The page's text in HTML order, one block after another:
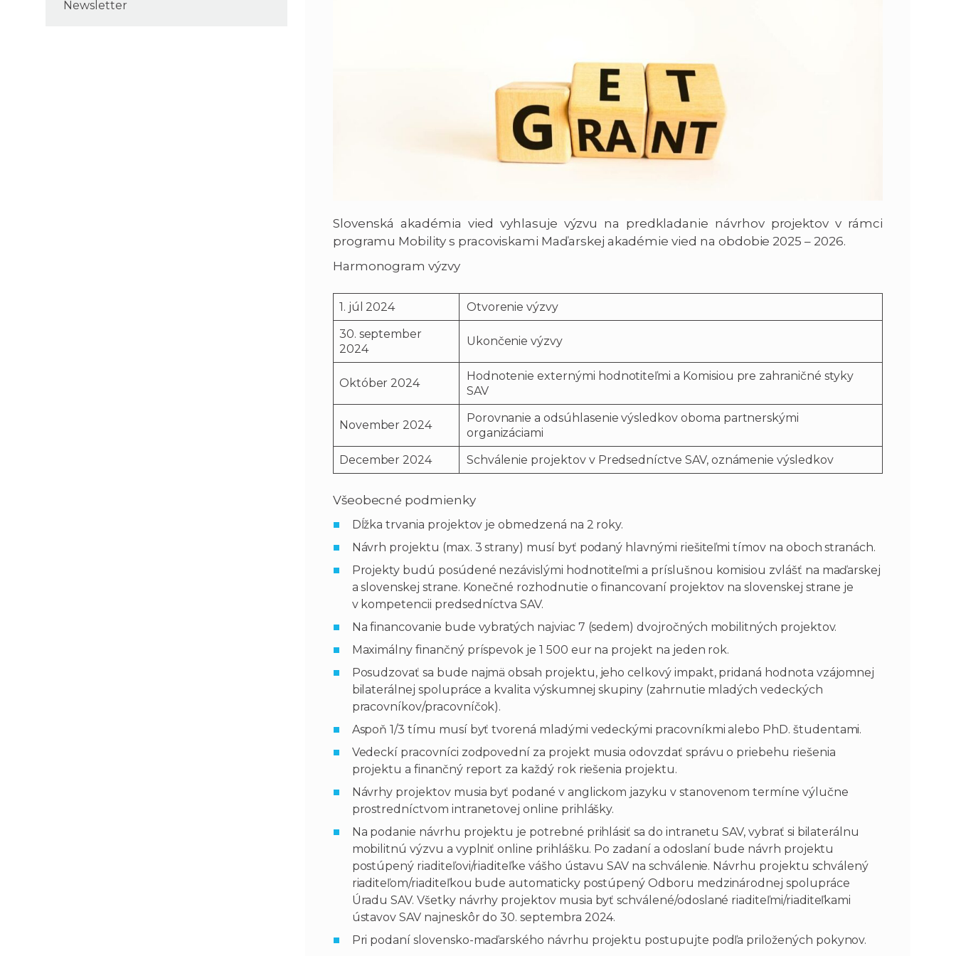
ix
Newsletter
Slovenská akadémia vied vyhlasuje výzvu na predkladanie návrhov projektov v rámci
programu Mobility s pracoviskami Maďarskej akadémie vied na obdobie 2025 – 2026.
Harmonogram výzvy
1. júl 2024
Otvorenie výzvy
30. september
2024
Ukončenie výzvy
Október 2024
Hodnotenie externými hodnotiteľmi a Komisiou pre zahraničné styky
SAV
November 2024
Porovnanie a odsúhlasenie výsledkov oboma partnerskými
organizáciami
December 2024
Schválenie projektov v Predsedníctve SAV, oznámenie výsledkov
Všeobecné podmienky
Dĺžka trvania projektov je obmedzená na 2 roky.
Návrh projektu (max. 3 strany) musí byť podaný hlavnými riešiteľmi tímov na oboch stranách.
Projekty budú posúdené nezávislými hodnotiteľmi a príslušnou komisiou zvlášť na maďarskej
a slovenskej strane. Konečné rozhodnutie o financovaní projektov na slovenskej strane je
v kompetencii predsedníctva SAV.
Na financovanie bude vybratých najviac 7 (sedem) dvojročných mobilitných projektov.
Maximálny finančný príspevok je 1 500 eur na projekt na jeden rok.
Posudzovať sa bude najmä obsah projektu, jeho celkový impakt, pridaná hodnota vzájomnej
bilaterálnej spolupráce a kvalita výskumnej skupiny (zahrnutie mladých vedeckých
pracovníkov/pracovníčok).
Aspoň 1/3 tímu musí byť tvorená mladými vedeckými pracovníkmi alebo PhD. študentami.
Vedeckí pracovníci zodpovední za projekt musia odovzdať správu o priebehu riešenia
projektu a finančný report za každý rok riešenia projektu.
Návrhy projektov musia byť podané v anglickom jazyku v stanovenom termíne výlučne
prostredníctvom intranetovej online prihlášky.
Na podanie návrhu projektu je potrebné prihlásiť sa do intranetu SAV, vybrať si bilaterálnu
mobilitnú výzvu a vyplniť online prihlášku. Po zadaní a odoslaní bude návrh projektu
postúpený riaditeľovi/riaditeľke vášho ústavu SAV na schválenie. Návrhu projektu schválený
riaditeľom/riaditeľkou bude automaticky postúpený Odboru medzinárodnej spolupráce
Úradu SAV. Všetky návrhy projektov musia byť schválené/odoslané riaditeľmi/riaditeľkami
ústavov SAV najneskôr do 30. septembra 2024.
Pri podaní slovensko-maďarského návrhu projektu postupujte podľa priložených pokynov.